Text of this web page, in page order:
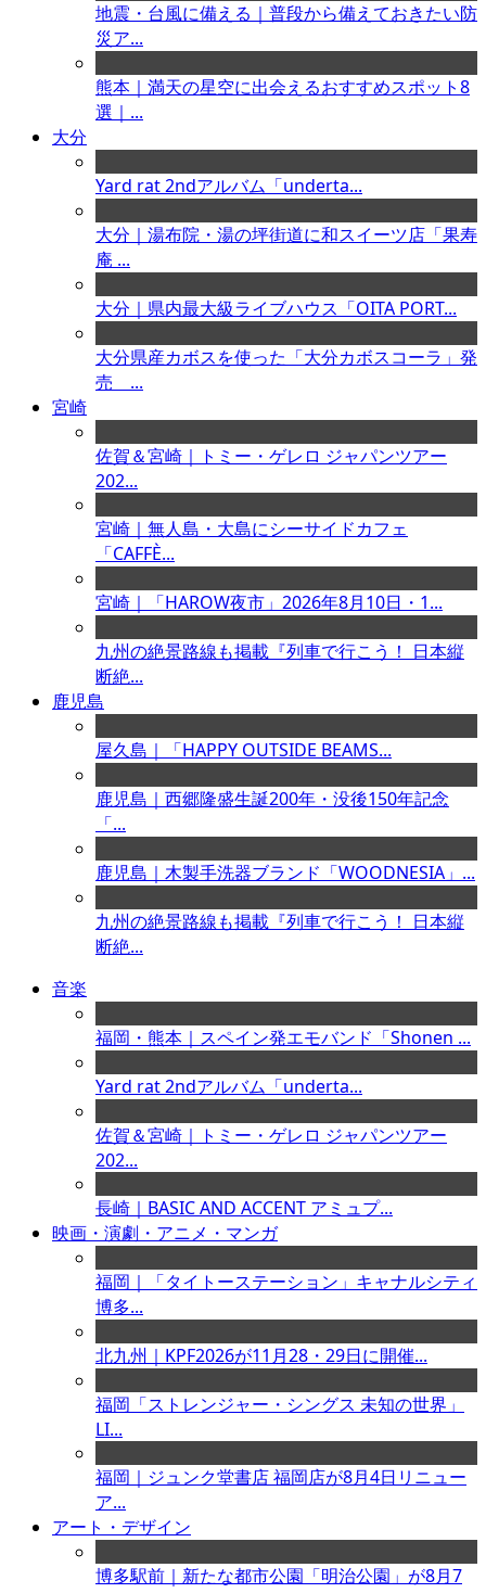
地震・台風に備える｜普段から備えておきたい防
災ア...
熊本｜満天の星空に出会えるおすすめスポット8
選｜...
大分
Yard rat 2ndアルバム「underta...
大分｜湯布院・湯の坪街道に和スイーツ店「果寿
庵 ...
大分｜県内最大級ライブハウス「OITA PORT...
大分県産カボスを使った「大分カボスコーラ」発
売 ...
宮崎
佐賀＆宮崎｜トミー・ゲレロ ジャパンツアー
202...
宮崎｜無人島・大島にシーサイドカフェ
「CAFFÈ...
宮崎｜「HAROW夜市」2026年8月10日・1...
九州の絶景路線も掲載『列車で行こう！ 日本縦
断絶...
鹿児島
屋久島｜「HAPPY OUTSIDE BEAMS...
鹿児島｜西郷隆盛生誕200年・没後150年記念
「...
鹿児島｜木製手洗器ブランド「WOODNESIA」...
九州の絶景路線も掲載『列車で行こう！ 日本縦
断絶...
音楽
福岡・熊本｜スペイン発エモバンド「Shonen ...
Yard rat 2ndアルバム「underta...
佐賀＆宮崎｜トミー・ゲレロ ジャパンツアー
202...
長崎｜BASIC AND ACCENT アミュプ...
映画・演劇・アニメ・マンガ
福岡｜「タイトーステーション」キャナルシティ
博多...
北九州｜KPF2026が11月28・29日に開催...
福岡「ストレンジャー・シングス 未知の世界」
LI...
福岡｜ジュンク堂書店 福岡店が8月4日リニュー
ア...
アート・デザイン
博多駅前｜新たな都市公園「明治公園」が8月7